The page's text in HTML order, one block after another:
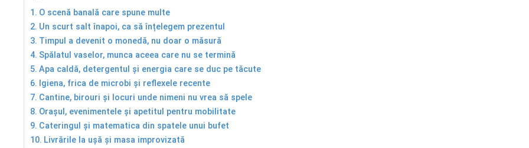
O scenă banală care spune multe
Un scurt salt înapoi, ca să înțelegem prezentul
Timpul a devenit o monedă, nu doar o măsură
Spălatul vaselor, munca aceea care nu se termină
Apa caldă, detergentul și energia care se duc pe tăcute
Igiena, frica de microbi și reflexele recente
Cantine, birouri și locuri unde nimeni nu vrea să spele
Orașul, evenimentele și apetitul pentru mobilitate
Cateringul și matematica din spatele unui bufet
Livrările la ușă și masa improvizată